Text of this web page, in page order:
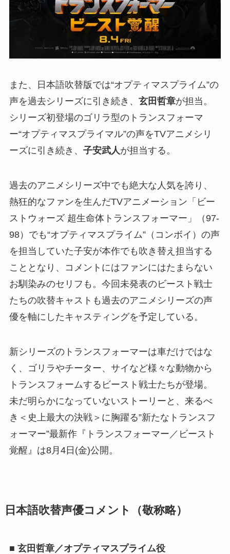
また、日本語吹替版では“オプティマスプライム”の
声を過去シリーズに引き続き、 玄田哲章が担当。
シリーズ初登場のゴリラ型のトランスフォーマ
ー“オプティマスプライマル”の声をTVアニメシリ
ーズに引き続き、 子安武人が担当する。
過去のアニメシリーズ中でも絶大な人気を誇り、
熱狂的なファンを生んだTVアニメーション「ビー
ストウォーズ 超生命体トランスフォーマー」（97-
98）でも“オプティマスプライム”（コンボイ）の声
を担当していた子安が本作でも吹き替え担当する
こととなり、コメントにはファンにはたまらない
お馴染みのセリフも。今回未発表のビースト戦士
たちの吹替キャストも過去のアニメシリーズの声
優を軸にしたキャスティングを予定している。
新シリーズのトランスフォーマーは車だけではな
く、ゴリラやチーター、サイなど様々な動物から
トランスフォームするビースト戦士たちが登場。
未だ明らかになっていないストーリーと、来るべ
き＜史上最大の決戦＞に胸躍る”新たなトランスフ
ォーマー”最新作『トランスフォーマー／ビースト
覚醒』は8月4日(金)公開。
日本語吹替声優コメント（敬称略）
■ 玄田哲章／オプティマスプライム役